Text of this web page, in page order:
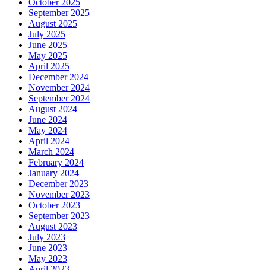
October 2025
September 2025
August 2025
July 2025
June 2025
May 2025
April 2025
December 2024
November 2024
September 2024
August 2024
June 2024
May 2024
April 2024
March 2024
February 2024
January 2024
December 2023
November 2023
October 2023
September 2023
August 2023
July 2023
June 2023
May 2023